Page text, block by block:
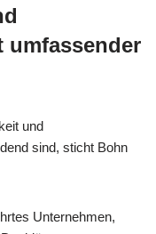
umfassender
und
sind, sticht Bohn
Unternehmen,